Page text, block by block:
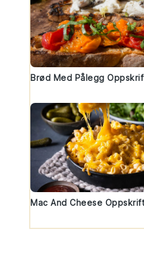
Brød Med Pålegg
Mac And Cheese Oppskrift